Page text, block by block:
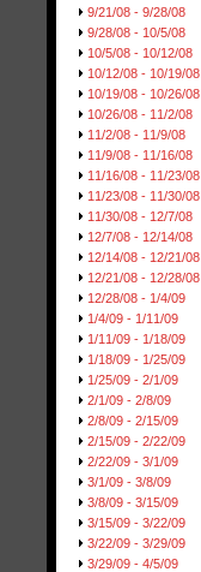
9/21/08 - 9/28/08
9/28/08 - 10/5/08
10/5/08 - 10/12/08
10/12/08 - 10/19/08
10/19/08 - 10/26/08
10/26/08 - 11/2/08
11/2/08 - 11/9/08
11/9/08 - 11/16/08
11/16/08 - 11/23/08
11/23/08 - 11/30/08
11/30/08 - 12/7/08
12/7/08 - 12/14/08
12/14/08 - 12/21/08
12/21/08 - 12/28/08
12/28/08 - 1/4/09
1/4/09 - 1/11/09
1/11/09 - 1/18/09
1/18/09 - 1/25/09
1/25/09 - 2/1/09
2/1/09 - 2/8/09
2/8/09 - 2/15/09
2/15/09 - 2/22/09
2/22/09 - 3/1/09
3/1/09 - 3/8/09
3/8/09 - 3/15/09
3/15/09 - 3/22/09
3/22/09 - 3/29/09
3/29/09 - 4/5/09